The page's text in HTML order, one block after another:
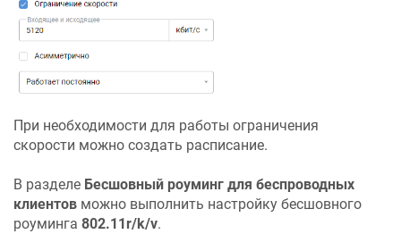
При необходимости для работы ограничения
скорости можно создать расписание.
В разделе Бесшовный роуминг для беспроводных
клиентов можно выполнить настройку бесшовного
роуминга 802.11r/k/v.